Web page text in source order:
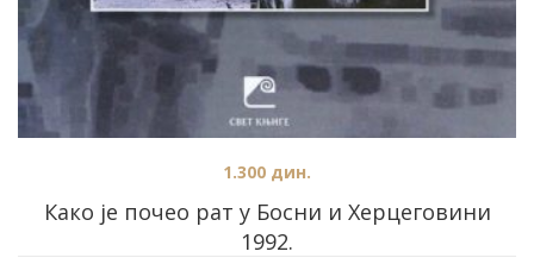
Како је почео рат у Босни и Херцеговини
1992.
1.300 дин.